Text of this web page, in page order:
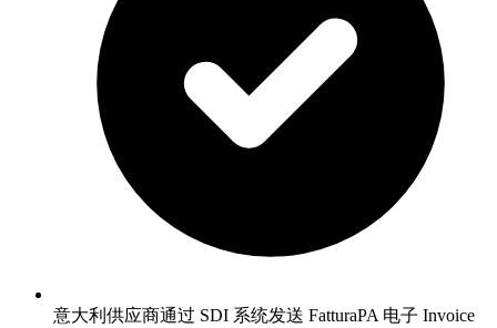
意大利供应商通过 SDI 系统发送 FatturaPA 电子 Invoice